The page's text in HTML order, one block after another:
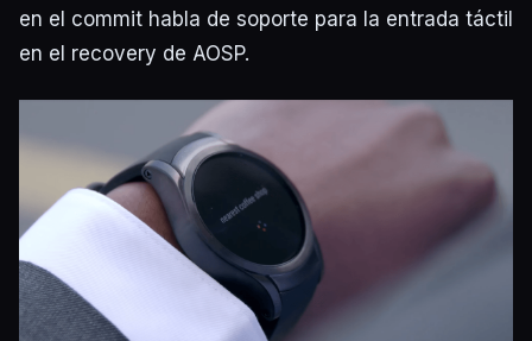
en el commit habla de soporte para la entrada táctil
en el recovery de AOSP.